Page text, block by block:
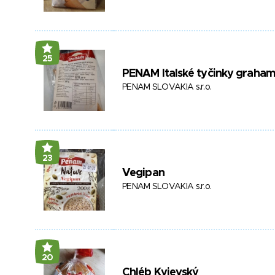
25
PENAM Italské tyčinky
PENAM SLOVAKIA s.r.o.
23
Vegipan
PENAM SLOVAKIA s.r.o.
20
Chléb Kyjevský